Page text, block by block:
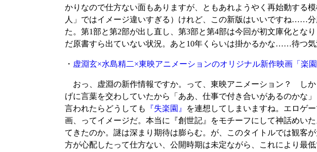
かりなので仕方ない面もありますが、ともあれようやく再始動する
人」ではイメージ違いすぎる）けれど、この新版はいいですね……
た。第1部と第2部が出し直し、第3部と第4部は今回が初文庫化とな
だ原書すら出ていない状況。あと10年くらいは掛かるかな……待つ気
・ 虚淵玄×水島精二×東映アニメーションのオリジナル新作映画「楽園
おっ、虚淵の新作情報ですか。って、東映アニメーション？ し
げに言葉を交わしていたから「ああ、仕事で付き合いがあるのか
言われたらどうしても
『失楽園』 を連想してしまいますね。エロゲ
画、ってイメージだ。本当に『創世記』をモチーフにして神話めい
てきたのか。謎は深まり期待は膨らむ。が、このタイトルでは観客
方が心配したって仕方ない、公開時期は未定ながら、これにより最